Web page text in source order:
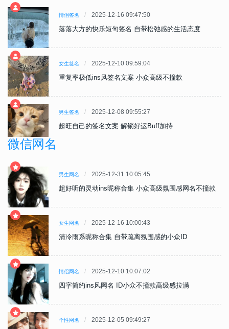
情侣签名 2025-12-16 09:47:50
落落大方的快乐短句签名 自带松弛感的生活态度
女生签名 2025-12-10 09:59:04
重复率极低ins风签名文案 小众高级不撞款
男生签名 2025-12-08 09:55:27
超旺自己的签名文案 解锁好运Buff加持
微信网名
男生网名 2025-12-31 10:05:45
超好听的灵动ins昵称合集 小众高级氛围感网名不撞款
女生网名 2025-12-16 10:00:43
清冷雨系昵称合集 自带疏离氛围感的小众ID
情侣网名 2025-12-10 10:07:02
四字简约ins风网名 ID小众不撞款高级感拉满
个性网名 2025-12-05 09:49:27